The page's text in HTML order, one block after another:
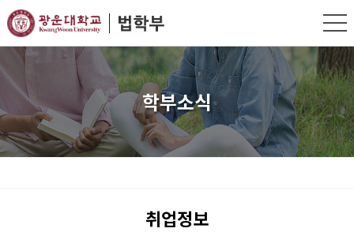
학부소식
취업정보